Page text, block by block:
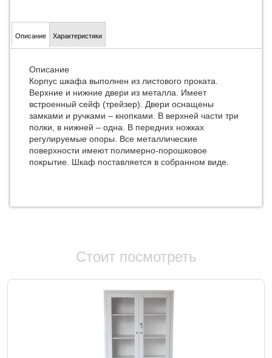
Описание Характеристики
Описание
Корпус шкафа выполнен из листового проката.
Верхние и нижние двери из металла. Имеет
встроенный сейф (трейзер). Двери оснащены
замками и ручками – кнопками. В верхней части три
полки, в нижней – одна. В передних ножках
регулируемые опоры. Все металлические
поверхности имеют полимерно-порошковое
покрытие. Шкаф поставляется в собранном виде.
Стоит посмотреть